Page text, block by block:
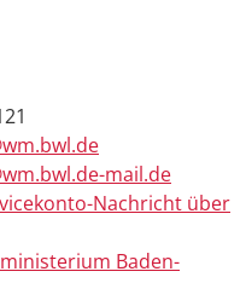
mail.de
Nachricht über
Baden-